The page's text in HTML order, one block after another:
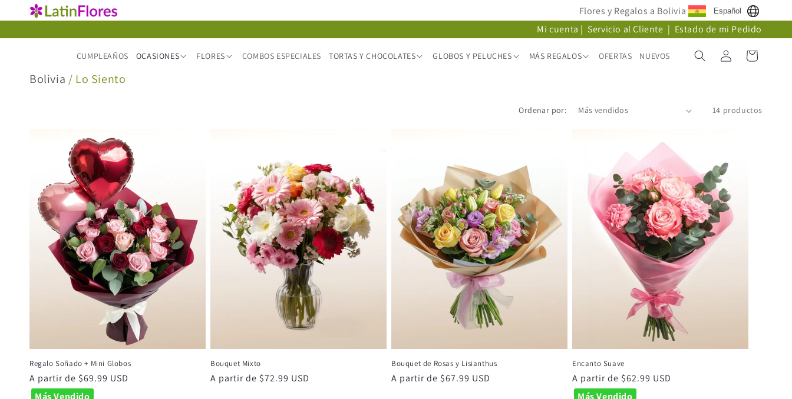
directamente
al contenido
Flores y Regalos a Bolivia Español
Mi cuenta | Servicio al Cliente | Estado de mi Pedido
CUMPLEAÑOS OCASIONES FLORES COMBOS ESPECIALES TORTAS Y CHOCOLATES GLOBOS Y PELUCHES MÁS REGALOS OFERTAS NUEVOS
Iniciar
sesión
Carrito
C
Bolivia / Lo Siento
Ordenar por: 14 productos
Regalo Soñado + Mini Globos
Precio
habitual
A partir de $69.99 USD
Más Vendido
Bouquet Mixto
Precio
A partir de $72.99 USD
Bouquet de Rosas y Lisianthus
Precio
A partir de $67.99 USD
Encanto Suave
Precio
habitual
A partir de $62.99 USD
Más Vendido